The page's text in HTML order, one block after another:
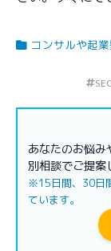
コンサルや起
あなたのお悩
別相談でご提案
※15日間、30日
ています。